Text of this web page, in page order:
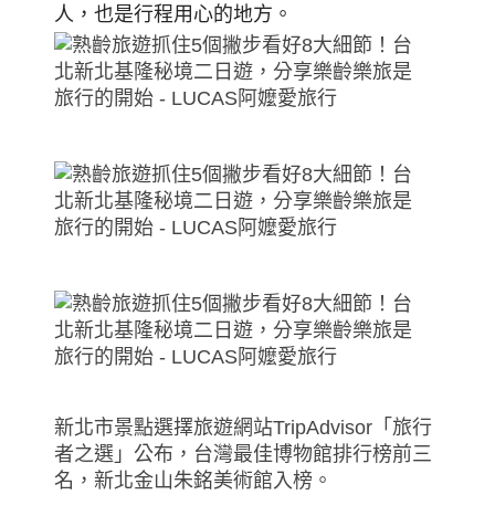
人，也是行程用心的地方。
新北市景點選擇旅遊網站TripAdvisor「旅行
者之選」公布，台灣最佳博物館排行榜前三
名，新北金山朱銘美術館入榜。